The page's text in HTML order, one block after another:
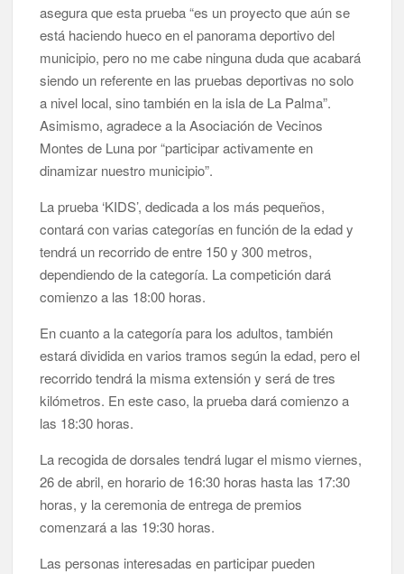
Borja Perdomo acusa al Gobierno del Cabildo de falta de
planificación y exige respuestas sobre las pérdidas de agua
Jacob Qadri reclama prioridad para los pacientes de las islas
no capitalinas derivados a hospitales de Tenerife
asegura que esta prueba “es un proyecto que aún se
está haciendo hueco en el panorama deportivo del
municipio, pero no me cabe ninguna duda que acabará
siendo un referente en las pruebas deportivas no solo
a nivel local, sino también en la isla de La Palma”.
Asimismo, agradece a la Asociación de Vecinos
Montes de Luna por “participar activamente en
dinamizar nuestro municipio”.
La prueba ‘KIDS’, dedicada a los más pequeños,
contará con varias categorías en función de la edad y
tendrá un recorrido de entre 150 y 300 metros,
dependiendo de la categoría. La competición dará
comienzo a las 18:00 horas.
En cuanto a la categoría para los adultos, también
estará dividida en varios tramos según la edad, pero el
recorrido tendrá la misma extensión y será de tres
kilómetros. En este caso, la prueba dará comienzo a
las 18:30 horas.
La recogida de dorsales tendrá lugar el mismo viernes,
26 de abril, en horario de 16:30 horas hasta las 17:30
horas, y la ceremonia de entrega de premios
comenzará a las 19:30 horas.
Las personas interesadas en participar pueden